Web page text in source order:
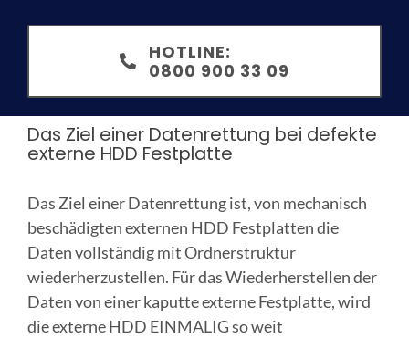
HOTLINE:
0800 900 33 09
Das Ziel einer Datenrettung bei defekte
externe HDD Festplatte
Das Ziel einer Datenrettung ist, von mechanisch
beschädigten externen HDD Festplatten die
Daten vollständig mit Ordnerstruktur
wiederherzustellen. Für das Wiederherstellen der
Daten von einer kaputte externe Festplatte, wird
die externe HDD EINMALIG so weit